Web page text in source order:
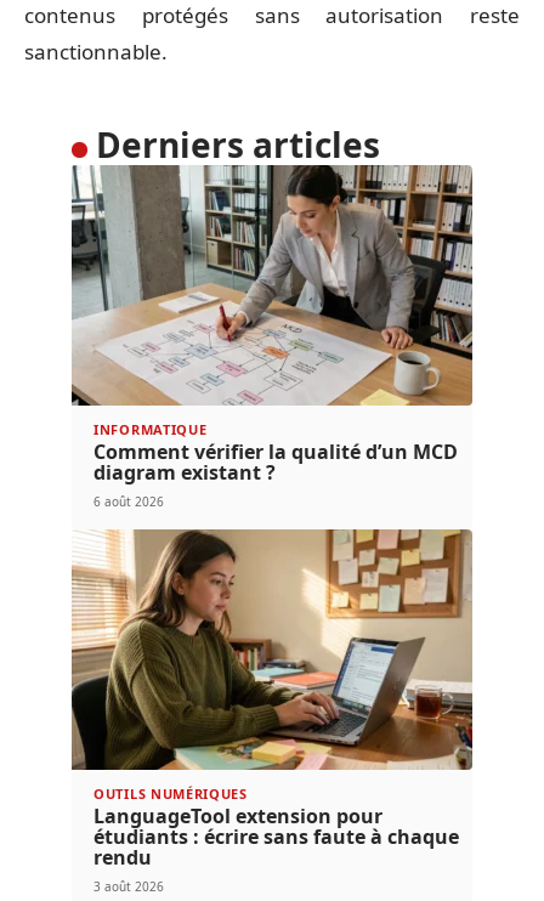
contenus protégés sans autorisation reste
sanctionnable.
Derniers articles
INFORMATIQUE
Comment vérifier la qualité d’un MCD
diagram existant ?
6 août 2026
OUTILS NUMÉRIQUES
LanguageTool extension pour
étudiants : écrire sans faute à chaque
rendu
3 août 2026